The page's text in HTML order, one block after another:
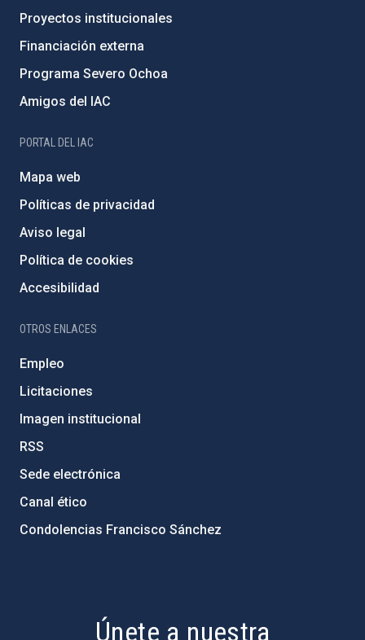
Proyectos institucionales
Financiación externa
Programa Severo Ochoa
Amigos del IAC
PORTAL DEL IAC
Mapa web
Políticas de privacidad
Aviso legal
Política de cookies
Accesibilidad
OTROS ENLACES
Empleo
Licitaciones
Imagen institucional
RSS
Sede electrónica
Canal ético
Condolencias Francisco Sánchez
Únete a nuestra